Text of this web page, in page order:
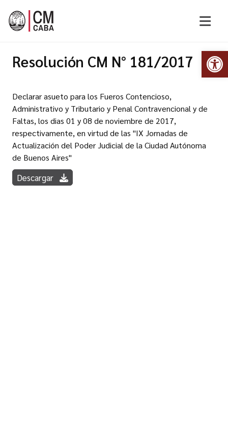
Resolución CM N° 181/2017
Declarar asueto para los Fueros Contencioso,
Administrativo y Tributario y Penal Contravencional y de
Faltas, los dias 01 y 08 de noviembre de 2017,
respectivamente, en virtud de las "IX Jornadas de
Actualización del Poder Judicial de la Ciudad Autónoma
de Buenos Aires"
Descargar